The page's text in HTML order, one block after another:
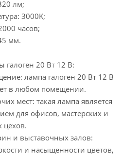
лм;
3000K;
часов;
мм.
20 Вт 12 В:
лампа галоген 20 Вт 12 В
в любом помещении.
мест: такая лампа является
для офисов, мастерских и
цехов.
и выставочных залов:
и насыщенности цветов,